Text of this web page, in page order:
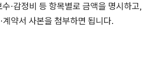
·감정비 등 항목별로 금액을 명시하고,
계약서 사본을 첨부하면 됩니다.